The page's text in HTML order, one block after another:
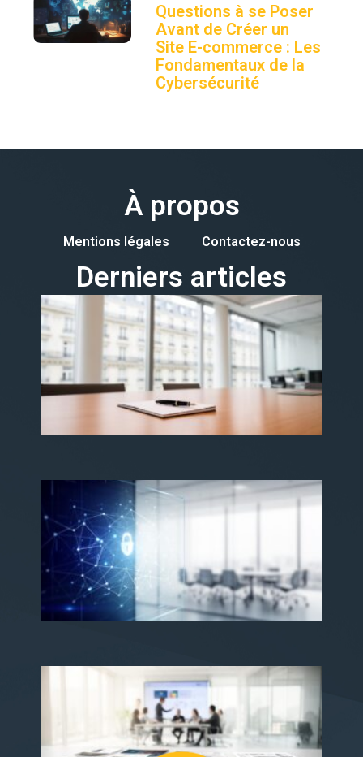
Questions à se Poser
Avant de Créer un
Site E-commerce : Les
Fondamentaux de la
Cybersécurité
À propos
Mentions légales Contactez-nous
Derniers articles